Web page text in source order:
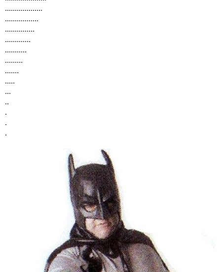
...................
.................
...............
.............
...........
.........
.......
.....
...
..
.
.
.